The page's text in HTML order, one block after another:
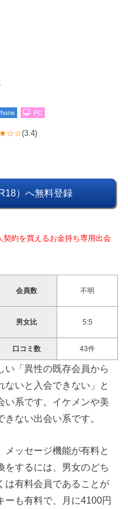
PC
(3.4)
）へ無料登録
約を買えるお金持ち専用出会
会員数 不明
男女比 5:5
口コミ数 43件
い「異性の既存会員から
ないと入会できない」と
い系です。イケメンや美
ない出会い系です。
メッセージ機能が有料と
をするには、男女のどち
は有料会員であることが
ーも有料で、月に4100円